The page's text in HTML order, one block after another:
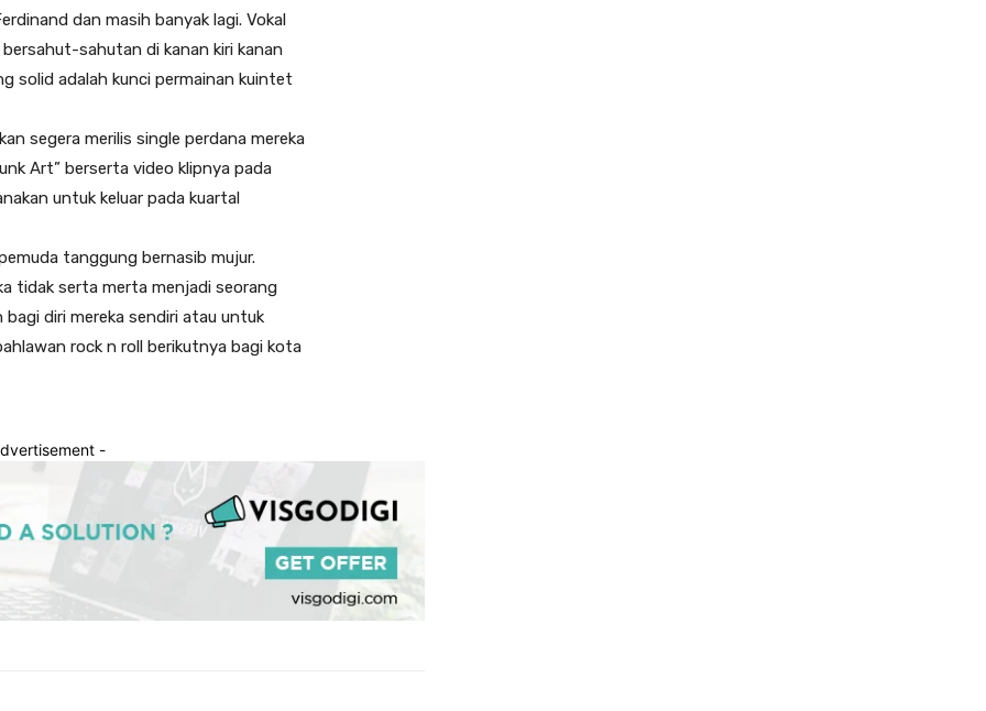
dan masih banyak lagi. Vokal
sahutan di kanan kiri kanan
solid adalah kunci permainan kuintet
segera merilis single perdana mereka
Art” berserta video klipnya pada
untuk keluar pada kuartal
tanggung bernasib mujur.
tidak serta merta menjadi seorang
diri mereka sendiri atau untuk
rock n roll berikutnya bagi kota
-